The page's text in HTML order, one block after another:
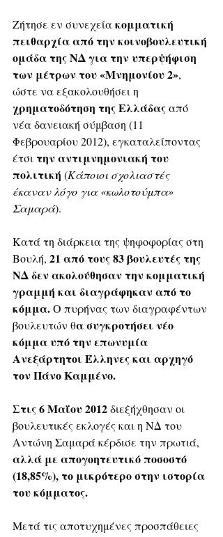
Ζήτησε εν συνεχεία κομματική
πειθαρχία από την κοινοβουλευτική
ομάδα της ΝΔγια την υπερψήφιση
των μέτρων του «Μνημονίου 2»,
ώστε να εξακολουθήσει η
χρηματοδότηση της Ελλάδας από
νέα δανειακή σύμβαση (11
Φεβρουαρίου 2012), εγκαταλείποντας
έτσι την αντιμνημονιακή του
πολιτική (Κάποιοι σχολιαστές
έκαναν λόγο για «κωλοτούμπα»
Σαμαρά).
Κατά τη διάρκεια της ψηφοφορίας στη
Βουλή, 21 από τους 83 βουλευτές της
ΝΔ δεν ακολούθησαν την κομματική
γραμμή και διαγράφηκαν από το
κόμμα. Ο πυρήνας των διαγραφέντων
βουλευτών θα συγκροτήσει νέο
κόμμα υπό την επωνυμία
Ανεξάρτητοι Έλληνες και αρχηγό
τον Πάνο Καμμένο.
Στις 6 Μαΐου 2012 διεξήχθησαν οι
βουλευτικές εκλογές και η ΝΔ του
Αντώνη Σαμαρά κέρδισε την πρωτιά,
αλλά με απογοητευτικό ποσοστό
(18,85%), το μικρότερο στην ιστορία
του κόμματος.
Μετά τις αποτυχημένες προσπάθειες